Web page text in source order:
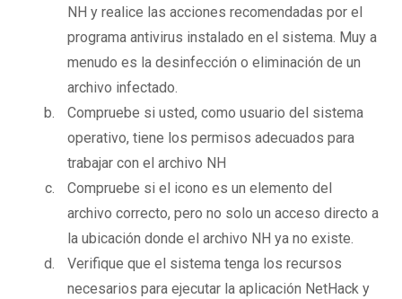
NH y realice las acciones recomendadas por el
programa antivirus instalado en el sistema. Muy a
menudo es la desinfección o eliminación de un
archivo infectado.
Compruebe si usted, como usuario del sistema
operativo, tiene los permisos adecuados para
trabajar con el archivo NH
Compruebe si el icono es un elemento del
archivo correcto, pero no solo un acceso directo a
la ubicación donde el archivo NH ya no existe.
Verifique que el sistema tenga los recursos
necesarios para ejecutar la aplicación NetHack y